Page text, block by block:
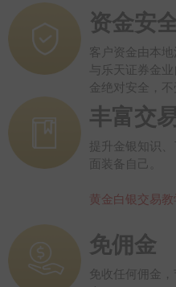
资金安
客户资金由本
与乐天证券金
金绝对安全，不
丰富交
提升金银知识
面装备自己。
黄金白银交易教
免佣金
免收任何佣金